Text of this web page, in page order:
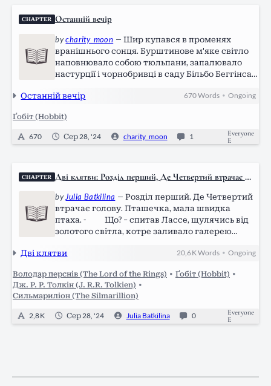
CHAPTER Останній вечір
bycharity_moon — Шир купався в променях
вранішнього сонця. Бурштинове м'яке світло
наповнювало собою тюльпани, запалювало
настурції і чорнобривці в саду Більбо Беггінса, і
затишним, як того ласкавого вечора. – Мевіс!
Останній вечір 670Words •Ongoing
Ґобіт (Hobbit)
670 Сер 28, '24 charity_moon 1
Everyone
E
CHAPTER Дві клятви: Розділ перший, Де Четвертий втрачає г
олов
by Julia Batkilina — Розділ перший. Де Четвертий
втрачає голову. Пташечка, мала швидка
птаха. - Що? – спитав Лассе, щулячись від
золотого світла, котре заливало галерею
Лауреліна, утворюючи на підлозі химерний
Дві клятви 20,6 KWords •Ongoing
Володар перснів (The Lord of the Rings) • Ґобіт (Hobbit) •
Дж. Р. Р. Толкін (J. R.R. Tolkien) •
Сильмариліон (The Silmarillion)
2,8 K Сер 28, '24 Julia Batkilina 0
Everyone
E